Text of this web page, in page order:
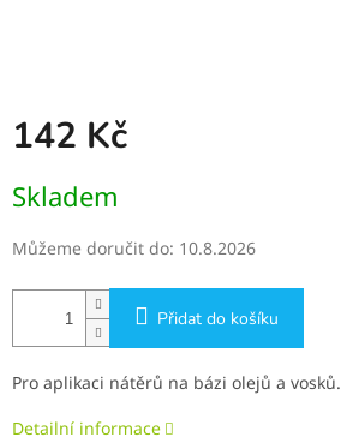
142 Kč
cena:
Skladem
Můžeme doručit do: 10.8.2026
Přidat do košíku
Pro aplikaci nátěrů na bázi olejů a vosků.
Detailní informace